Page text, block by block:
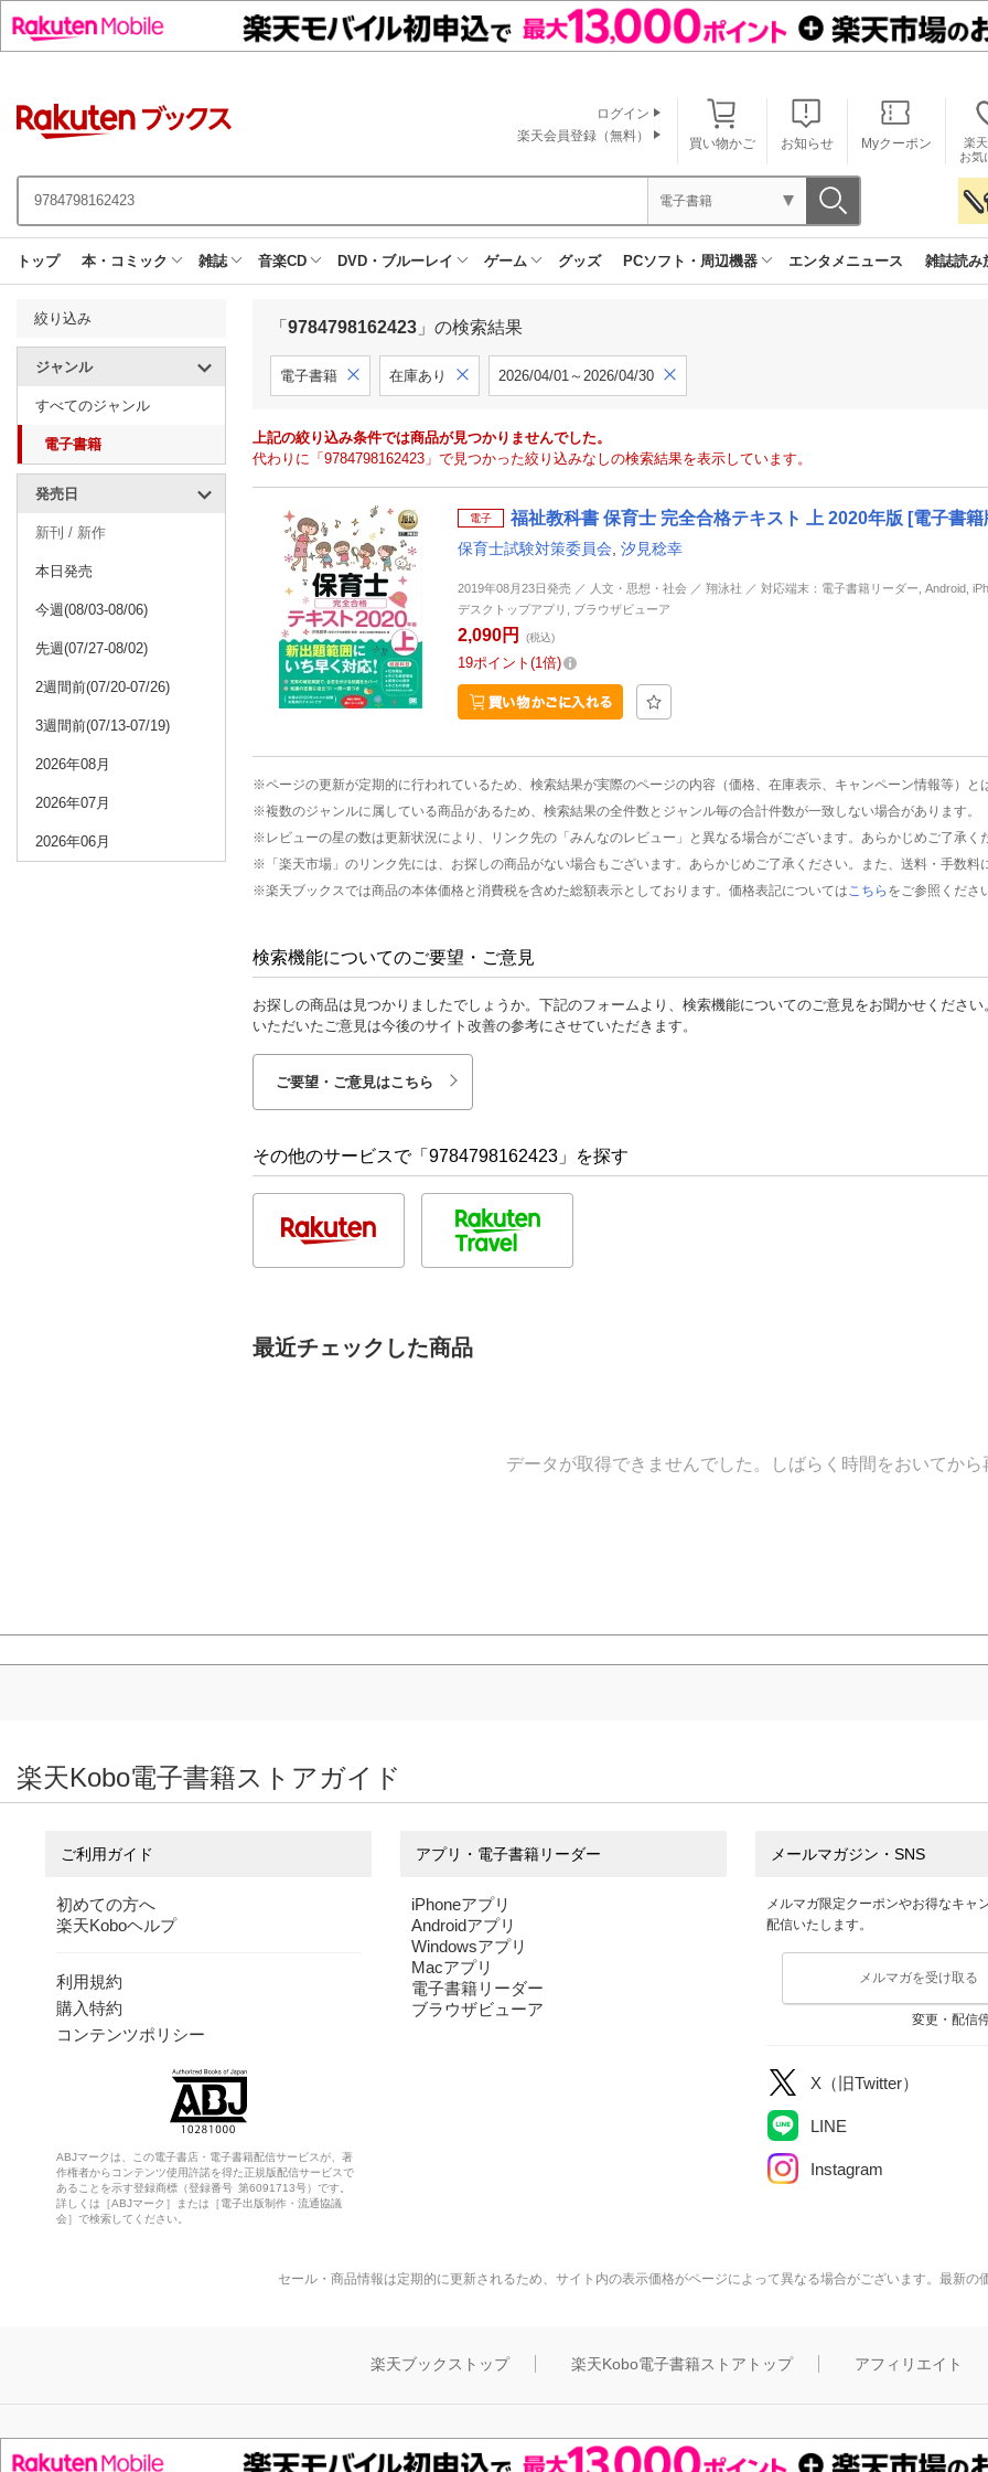
買い物かご お知らせ Myクーポン
楽
お気
ログイン
楽天会員登録（無料）
電子書籍
トップ 本・コミック 雑誌 音楽CD DVD・ブルーレイ ゲーム グッズ PCソフト・周辺機器 エンタメニュース 雑誌読み
絞り込み
ジャンル
すべてのジャンル
電子書籍
発売日
新刊 / 新作
本日発売
今週(08/03-08/06)
先週(07/27-08/02)
2週間前(07/20-07/26)
3週間前(07/13-07/19)
2026年08月
2026年07月
2026年06月
「 9784798162423 」の検索結果
電子書籍 在庫あり 2026/04/01～2026/04/30
上記の絞り込み条件では商品が見つかりませんでした。
代わりに「9784798162423」で見つかった絞り込みなしの検索結果を表示しています。
電子 福祉教科書 保育士 完全合格テキスト 上 2020年版 [電子書籍
保育士試験対策委員会 汐見稔幸
2019年08月23日発売 ／ 人文・思想・社会 ／ 翔泳社 ／ 対応端末：電子書籍リーダー, Android,
デスクトップアプリ, ブラウザビューア
2,090円 (税込)
19ポイント 1倍
※ページの更新が定期的に行われているため、検索結果が実際のページの内容（価格、在庫表示、キャンペーン情報等）と
※複数のジャンルに属している商品があるため、検索結果の全件数とジャンル毎の合計件数が一致しない場合があります。
※レビューの星の数は更新状況により、リンク先の「みんなのレビュー」と異なる場合がございます。あらかじめご了承く
※「楽天市場」のリンク先には、お探しの商品がない場合もございます。あらかじめご了承ください。また、送料・手数料
※楽天ブックスでは商品の本体価格と消費税を含めた総額表示としております。価格表記については こちら をご参照くださ
検索機能についてのご要望・ご意見
お探しの商品は見つかりましたでしょうか。下記のフォームより、検索機能についてのご意見をお聞かせください
いただいたご意見は今後のサイト改善の参考にさせていただきます。
ご要望・ご意見はこちら
その他のサービスで「9784798162423」を探す
最近チェックした商品
データが取得できませんでした。しばらく時間をおいてから
楽天Kobo電子書籍ストアガイド
ご利用ガイド
初めての方へ
楽天Koboヘルプ
利用規約
購入特約
コンテンツポリシー
ABJマークは、この電子書店・電子書籍配信サービスが、著
作権者からコンテンツ使用許諾を得た正規版配信サービスで
あることを示す登録商標（登録番号 第6091713号）です。
詳しくは［ABJマーク］または［電子出版制作・流通協議
会］で検索してください。
アプリ・電子書籍リーダー
iPhoneアプリ
Androidアプリ
Windowsアプリ
Macアプリ
電子書籍リーダー
ブラウザビューア
メールマガジン・SNS
メルマガ限定クーポンやお得なキャ
配信いたします。
メルマガを受け取る
変更・配信
X（旧Twitter）
LINE
Instagram
セール・商品情報は定期的に更新されるため、サイト内の表示価格がページによって異なる場合がございます。最新の
楽天ブックストップ 楽天Kobo電子書籍ストアトップ アフィリエイト